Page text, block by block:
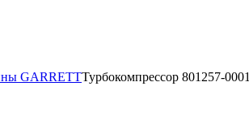
GARRETTТурбокомпрессор 801257-0001